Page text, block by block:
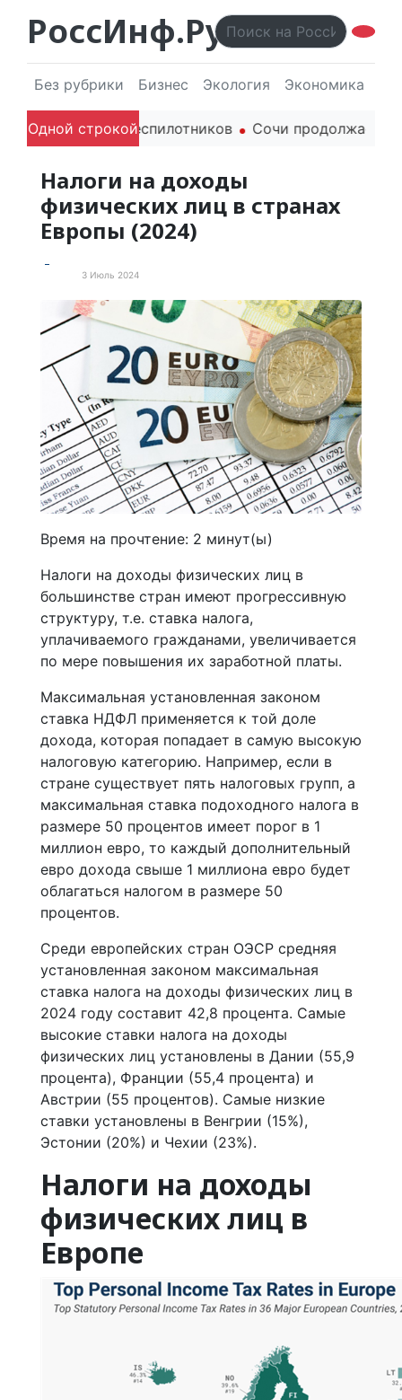
РоссИнф.Ру
Без рубрики Бизнес Экология Экономика
Одной строкой
беспилотников Сочи продолжает держать
Налоги на доходы
физических лиц в странах
Европы (2024)
3 Июль 2024
Время на прочтение: 2 минут(ы)
Налоги на доходы физических лиц в
большинстве стран имеют прогрессивную
структуру, т.е. ставка налога,
уплачиваемого гражданами, увеличивается
по мере повышения их заработной платы.
Максимальная установленная законом
ставка НДФЛ применяется к той доле
дохода, которая попадает в самую высокую
налоговую категорию. Например, если в
стране существует пять налоговых групп, а
максимальная ставка подоходного налога в
размере 50 процентов имеет порог в 1
миллион евро, то каждый дополнительный
евро дохода свыше 1 миллиона евро будет
облагаться налогом в размере 50
процентов.
Среди европейских стран ОЭСР средняя
установленная законом максимальная
ставка налога на доходы физических лиц в
2024 году составит 42,8 процента. Самые
высокие ставки налога на доходы
физических лиц установлены в Дании (55,9
процента), Франции (55,4 процента) и
Австрии (55 процентов). Самые низкие
ставки установлены в Венгрии (15%),
Эстонии (20%) и Чехии (23%).
Налоги на доходы
физических лиц в
Европе